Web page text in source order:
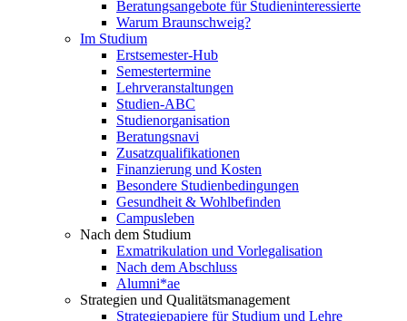
Beratungsangebote für Studieninteressierte
Warum Braunschweig?
Im Studium
Erstsemester-Hub
Semestertermine
Lehrveranstaltungen
Studien-ABC
Studienorganisation
Beratungsnavi
Zusatzqualifikationen
Finanzierung und Kosten
Besondere Studienbedingungen
Gesundheit & Wohlbefinden
Campusleben
Nach dem Studium
Exmatrikulation und Vorlegalisation
Nach dem Abschluss
Alumni*ae
Strategien und Qualitätsmanagement
Strategiepapiere für Studium und Lehre